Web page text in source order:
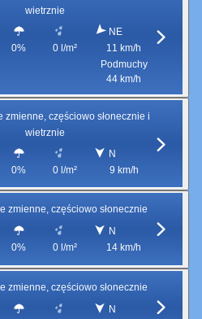
wietrznie
0% 0 l/m²
NE
11 km/h
Podmuchy
44 km/h
zmienne, częściowo słonecznie i
wietrznie
0% 0 l/m²
N
9 km/h
zmienne, częściowo słonecznie
0% 0 l/m²
N
14 km/h
zmienne, częściowo słonecznie
N